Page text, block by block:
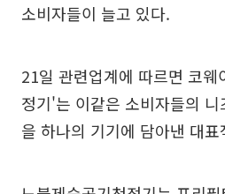
소비자들이 늘고 있다.
21일 관련업계에 따르면 코웨
정기'는 이같은 소비자들의
을 하나의 기기에 담아낸 대